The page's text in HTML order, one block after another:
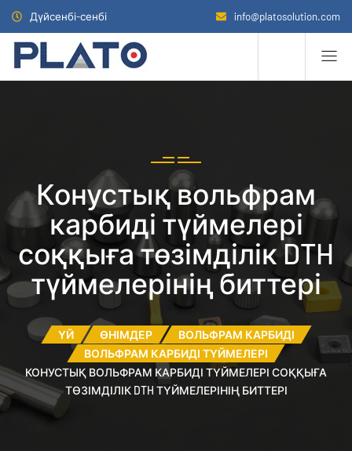
Дүйсенбі-сенбі info@platosolution.com
Конустық вольфрам
карбиді түймелері
соққыға төзімділік DTH
түймелерінің биттері
ҮЙ ӨНІМДЕР
ВОЛЬФРАМ КАРБИДІ
ВОЛЬФРАМ КАРБИДІ ТҮЙМЕЛЕРІ
КОНУСТЫҚ ВОЛЬФРАМ КАРБИДІ ТҮЙМЕЛЕРІ СОҚҚЫҒА
ТӨЗІМДІЛІК DTH ТҮЙМЕЛЕРІНІҢ БИТТЕРІ